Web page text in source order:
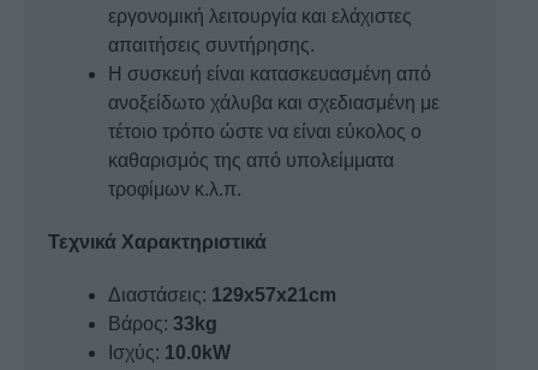
εργονομική λειτουργία και ελάχιστες
απαιτήσεις συντήρησης.
Η συσκευή είναι κατασκευασμένη από
ανοξείδωτο χάλυβα και σχεδιασμένη με
τέτοιο τρόπο ώστε να είναι εύκολος ο
καθαρισμός της από υπολείμματα
τροφίμων κ.λ.π.
Τεχνικά Χαρακτηριστικά
Διαστάσεις: 129x57x21cm
Βάρος: 33kg
Ισχύς: 10.0kW